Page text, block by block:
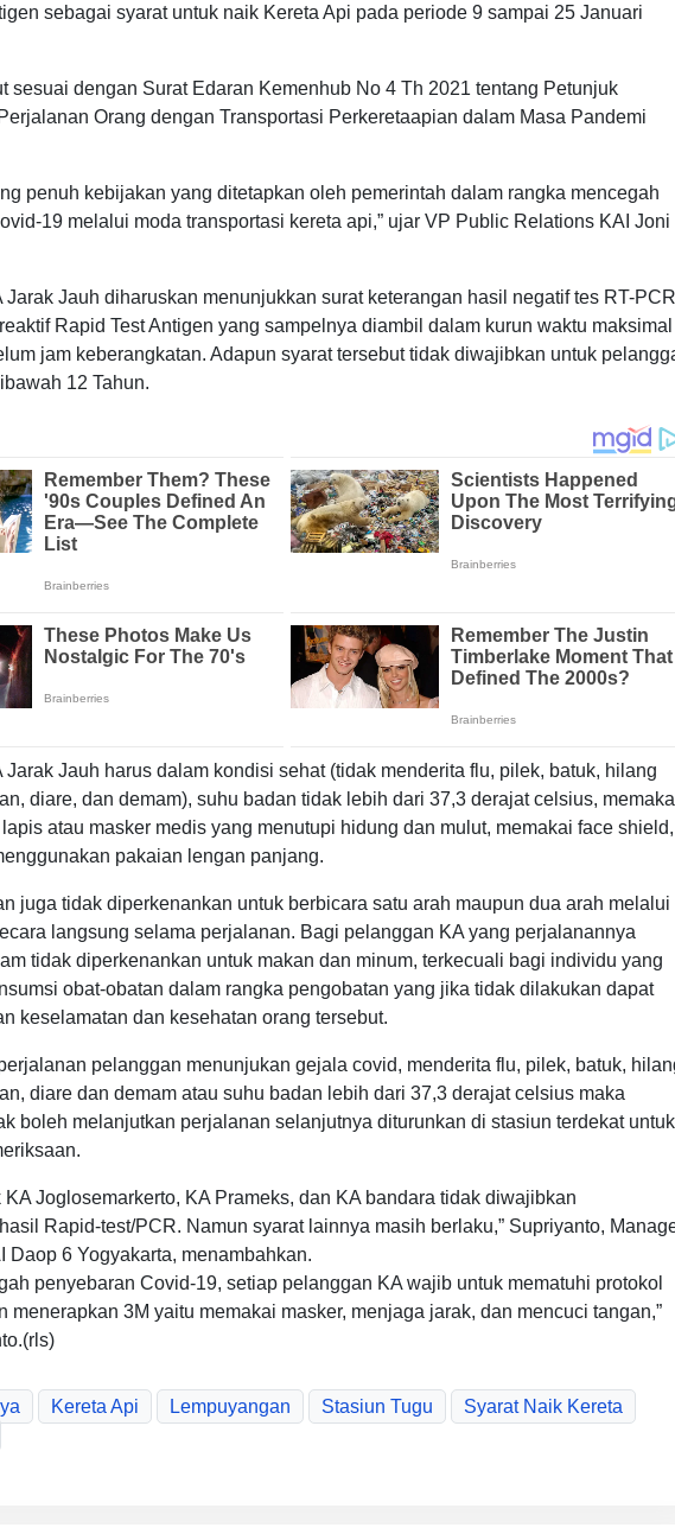
sebagai syarat untuk naik Kereta Api pada periode 9 sampai 25 Januari
sesuai dengan Surat Edaran Kemenhub No 4 Th 2021 tentang Petunjuk
Orang dengan Transportasi Perkeretaapian dalam Masa Pandemi
penuh kebijakan yang ditetapkan oleh pemerintah dalam rangka mencegah
19 melalui moda transportasi kereta api,” ujar VP Public Relations KAI Joni
Jarak Jauh diharuskan menunjukkan surat keterangan hasil negatif tes RT-PCR
Rapid Test Antigen yang sampelnya diambil dalam kurun waktu maksimal
jam keberangkatan. Adapun syarat tersebut tidak diwajibkan untuk
12 Tahun.
Jarak Jauh harus dalam kondisi sehat (tidak menderita flu, pilek, batuk, hilang
diare, dan demam), suhu badan tidak lebih dari 37,3 derajat celsius,
atau masker medis yang menutupi hidung dan mulut, memakai face shield,
pakaian lengan panjang.
juga tidak diperkenankan untuk berbicara satu arah maupun dua arah melalui
langsung selama perjalanan. Bagi pelanggan KA yang perjalanannya
tidak diperkenankan untuk makan dan minum, terkecuali bagi individu yang
obat-obatan dalam rangka pengobatan yang jika tidak dilakukan dapat
keselamatan dan kesehatan orang tersebut.
pelanggan menunjukan gejala covid, menderita flu, pilek, batuk,
diare dan demam atau suhu badan lebih dari 37,3 derajat celsius maka
boleh melanjutkan perjalanan selanjutnya diturunkan di stasiun terdekat untuk
KA Joglosemarkerto, KA Prameks, dan KA bandara tidak diwajibkan
Rapid-test/PCR. Namun syarat lainnya masih berlaku,” Supriyanto,
Daop 6 Yogyakarta, menambahkan.
penyebaran Covid-19, setiap pelanggan KA wajib untuk mematuhi protokol
menerapkan 3M yaitu memakai masker, menjaga jarak, dan mencuci tangan,”
Kereta Api Lempuyangan Stasiun Tugu
Syarat Naik Kereta